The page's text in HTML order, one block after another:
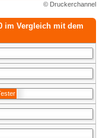
© Druckerchannel
im Vergleich mit dem